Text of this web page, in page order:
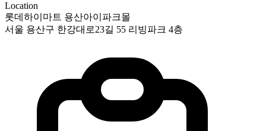
Location
롯데하이마트 용산아이파크몰
서울 용산구 한강대로23길 55 리빙파크 4층